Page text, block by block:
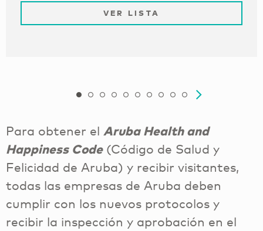
VER LISTA
Para obtener el Aruba Health and
Happiness Code(Código de Salud y
Felicidad de Aruba) y recibir visitantes,
todas las empresas de Aruba deben
cumplir con los nuevos protocolos y
recibir la inspección y aprobación en el